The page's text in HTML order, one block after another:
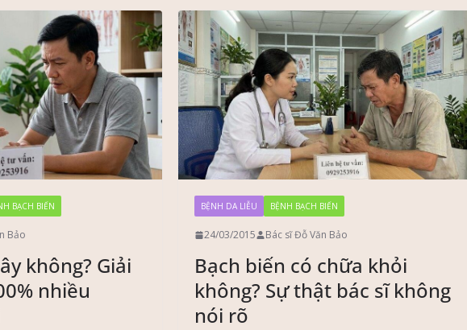
BẠCH BIẾN
Bảo
không? Giải
nhiều
BỆNH DA LIỄU BỆNH BẠCH BIẾN
24/03/2015 Bác sĩ Đỗ Văn Bảo
Bạch biến có chữa khỏi
không? Sự thật bác sĩ không
nói rõ